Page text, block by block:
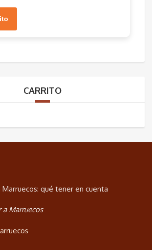
CARRITO
Marruecos: qué tener en cuenta
a Marruecos